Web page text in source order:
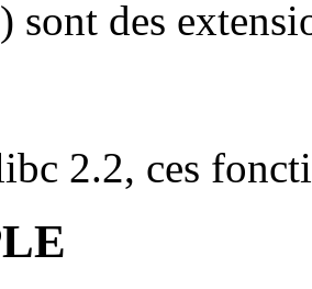
sont des
2.2, ces